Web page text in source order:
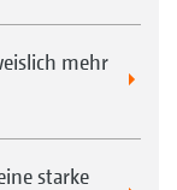
mehr
starke